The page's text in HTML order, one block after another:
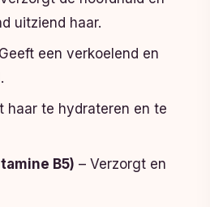
uitziend haar.
een verkoelend en
haar te hydrateren en te
B5) – Verzorgt en